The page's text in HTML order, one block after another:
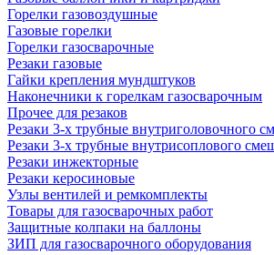
Горелки газовоздушные
Газовые горелки
Горелки газосварочные
Резаки газовые
Гайки крепления мундштуков
Наконечники к горелкам газосварочным
Прочее для резаков
Резаки 3-х трубные внутриголовочного
Резаки 3-х трубные внутрисоплового
Резаки инжекторные
Резаки керосиновые
Узлы вентилей и ремкомплекты
Товары для газосварочных работ
Защитные колпаки на баллоны
ЗИП для газосварочного оборудования